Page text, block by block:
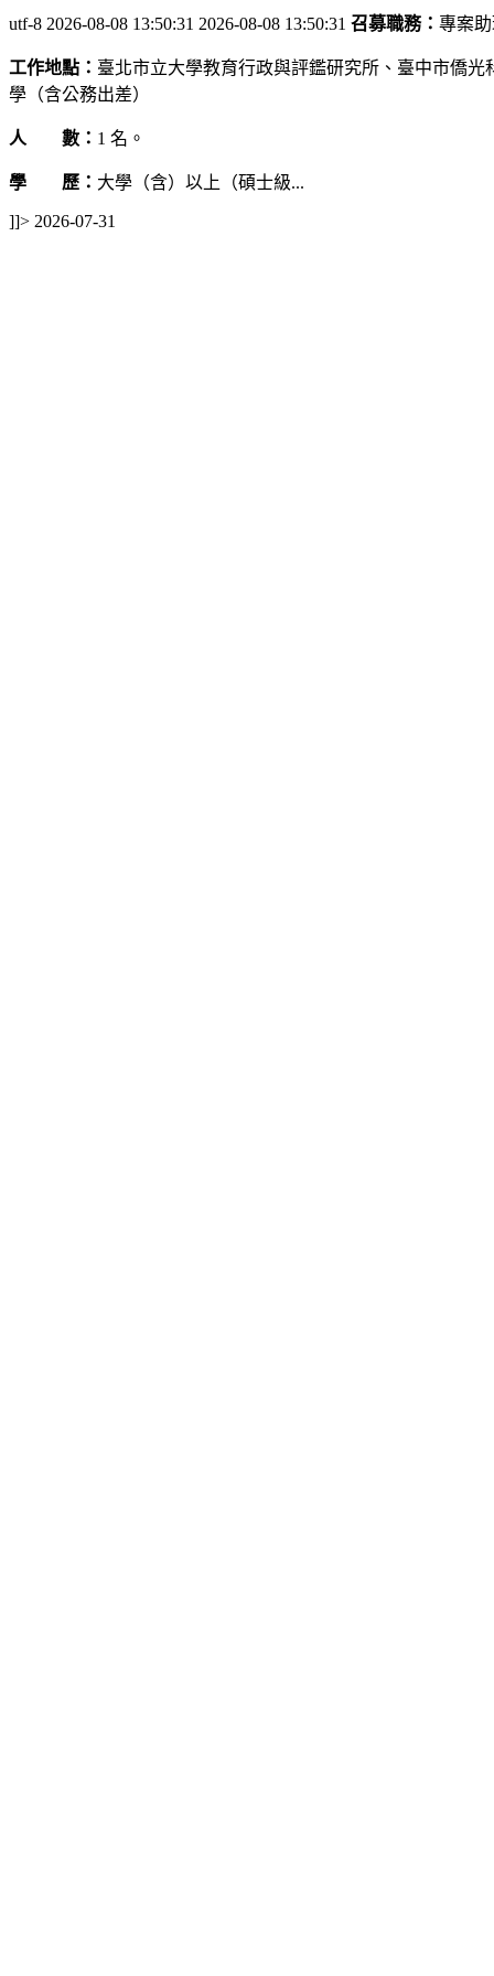
utf-8 2026-08-08 13:50:31 2026-08-08 13:50:31 召募職務： 專案
工作地點： 臺北市立大學教育行政與評鑑研究所、臺中市僑
學（含公務出差）
人 數： 1 名。
學 歷： 大學（含）以上（碩士級...
]]> 2026-07-31